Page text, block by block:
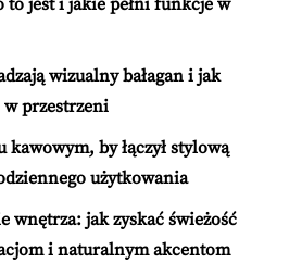
to jest i jakie pełni funkcje w
wizualny bałagan i jak
przestrzeni
by łączył stylową
użytkowania
wnętrza: jak zyskać świeżość
i naturalnym akcentom